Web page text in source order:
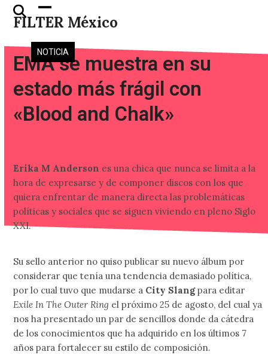
Skip
FILTER México
Open
mobile
menu
Close
mobile
menu
NOTICIA
EMA se muestra en su
estado más frágil con
«Blood and Chalk»
Erika M Anderson es una chica que nunca se limita a la
hora de expresarse y de componer discos con los que
quiera enfrentar de manera directa las problemáticas
políticas y sociales que se siguen viviendo en pleno Siglo
XXI.
Su sello anterior no quiso publicar su nuevo álbum por
considerar que tenía una tendencia demasiado política,
por lo cual tuvo que mudarse a City Slangpara editar
Exile In The Outer Ring el próximo 25 de agosto, del cual ya
nos ha presentado un par de sencillos donde da cátedra
de los conocimientos que ha adquirido en los últimos 7
años para fortalecer su estilo de composición.